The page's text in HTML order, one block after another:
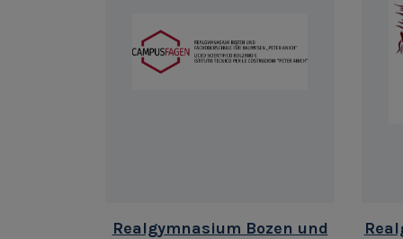
Realgymnasium Bozen und